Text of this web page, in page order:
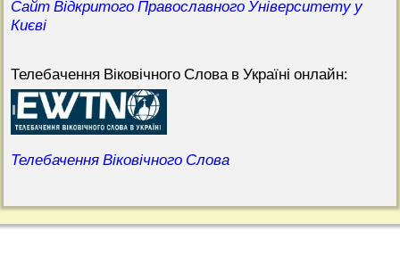
Сайт Відкритого Православного Університету у
Києві
Телебачення Віковічного Слова в Україні онлайн:
Телебачення Віковічного Слова